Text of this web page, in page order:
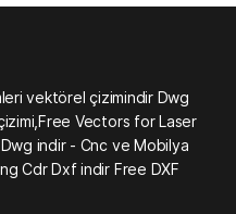
vektörel çizimindir Dwg
Vectors for Laser
indir - Cnc ve Mobilya
Cdr Dxf indir Free DXF